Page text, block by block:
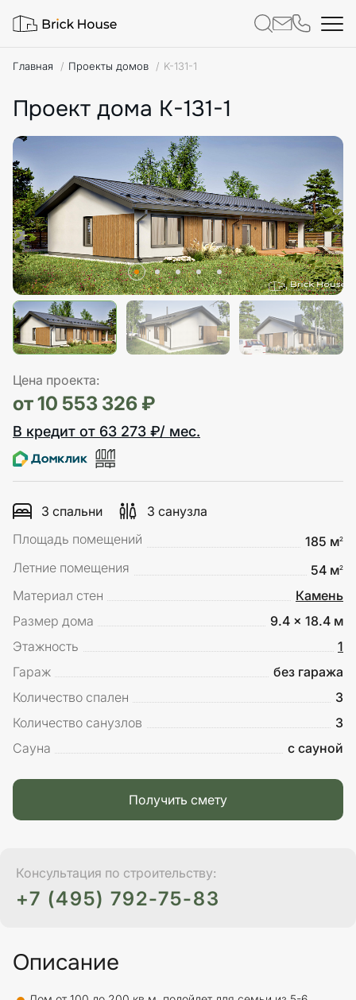
Главная Проекты домов K-131-1
Проект дома K-131-1
Цена проекта:
от 10 553 326 ₽
В кредит от 63 273 ₽/ мес.
3 спальни
3 санузла
Площадь помещений
185 м2
Летние помещения 54 м2
Материал стен
Камень
Размер дома
9.4 x 18.4 м
Этажность
1
Гараж
без гаража
Количество спален
3
Количество санузлов
3
Сауна
с сауной
Получить смету
Консультация по строительству:
+7 (495) 792-75-83
Описание